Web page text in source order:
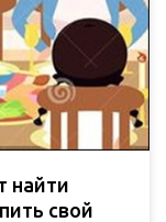
найти
свой